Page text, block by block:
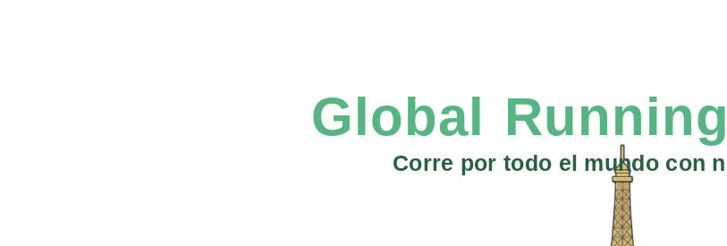
Global
Corre por todo el mundo con